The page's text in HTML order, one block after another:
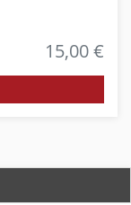
15,00 €